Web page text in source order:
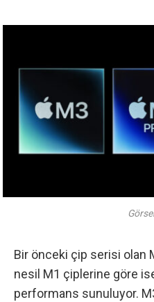
Bir önceki çip serisi olan
nesil M1 çiplerine göre
performans sunuluyor.